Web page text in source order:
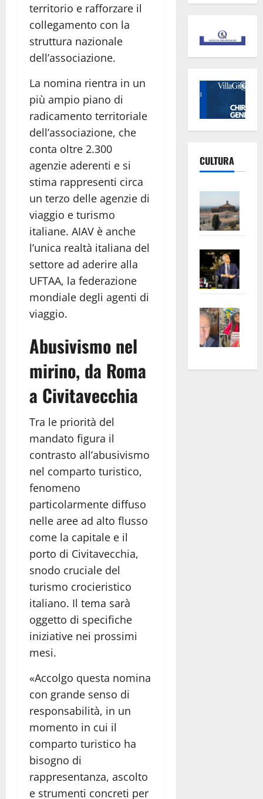
territorio e rafforzare il
collegamento con la
struttura nazionale
dell’associazione.
La nomina rientra in un
più ampio piano di
radicamento territoriale
dell’associazione, che
conta oltre 2.300
agenzie aderenti e si
stima rappresenti circa
un terzo delle agenzie di
viaggio e turismo
italiane. AIAV è anche
l’unica realtà italiana del
settore ad aderire alla
UFTAA, la federazione
mondiale degli agenti di
viaggio.
Abusivismo nel
mirino, da Roma
a Civitavecchia
Tra le priorità del
mandato figura il
contrasto all’abusivismo
nel comparto turistico,
fenomeno
particolarmente diffuso
nelle aree ad alto flusso
come la capitale e il
porto di Civitavecchia,
snodo cruciale del
turismo crocieristico
italiano. Il tema sarà
oggetto di specifiche
iniziative nei prossimi
mesi.
«Accolgo questa nomina
con grande senso di
responsabilità, in un
momento in cui il
comparto turistico ha
bisogno di
rappresentanza, ascolto
e strumenti concreti per
CULTURA
euro
apre